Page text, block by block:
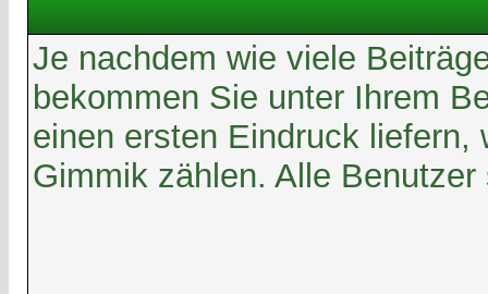
Je nachdem wie viele
bekommen Sie unter Ihrem
einen ersten Eindruck
Gimmik zählen. Alle